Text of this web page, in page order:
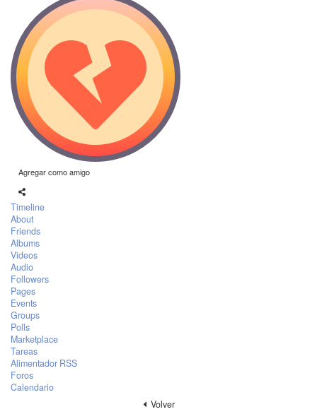
Agregar como amigo
Timeline
About
Friends
Albums
Videos
Audio
Followers
Pages
Events
Groups
Polls
Marketplace
Tareas
Alimentador RSS
Foros
Calendario
Volver